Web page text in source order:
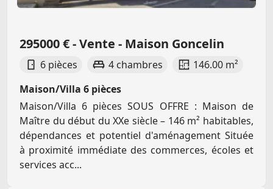
295000 € - Vente - Maison Goncelin
6 pièces 4 chambres
146.00 m²
Maison/Villa 6 pièces
Maison/Villa 6 pièces SOUS OFFRE : Maison de
Maître du début du XXe siècle – 146 m² habitables,
dépendances et potentiel d'aménagement Située
à proximité immédiate des commerces, écoles et
services acc...